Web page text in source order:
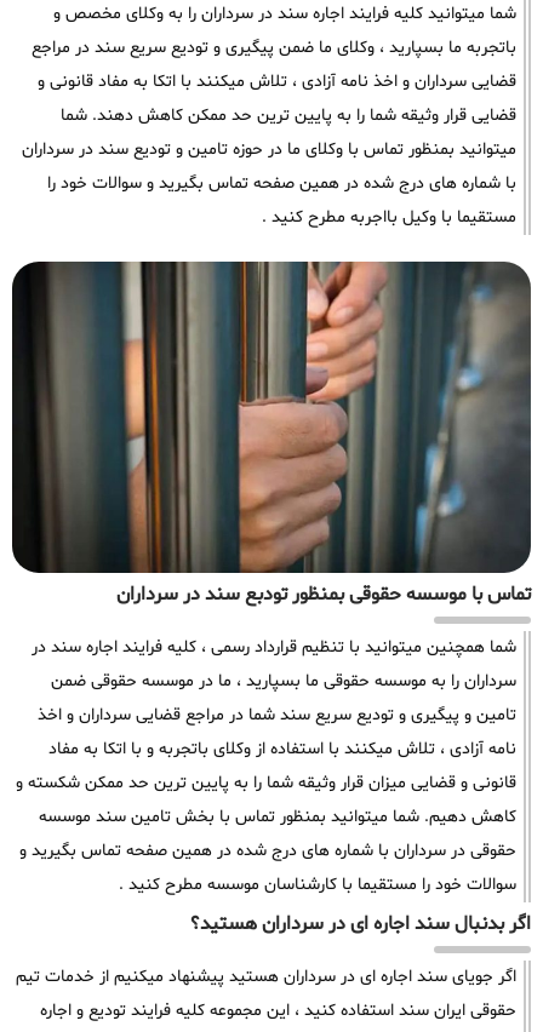
شما میتوانید کلیه فرایند اجاره سند در سرداران را به وکلای مخصص و
باتجربه ما بسپارید ، وکلای ما ضمن پیگیری و تودیع سریع سند در مراجع
قضایی سرداران و اخذ نامه آزادی ، تلاش میکنند با اتکا به مفاد قانونی و
قضایی قرار وثیقه شما را به پایین ترین حد ممکن کاهش دهند. شما
میتوانید بمنظور تماس با وکلای ما در حوزه تامین و تودیع سند در سرداران
با شماره های درج شده در همین صفحه تماس بگیرید و سوالات خود را
مستقیما با وکیل بااجربه مطرح کنید .
تماس با موسسه حقوقی بمنظور تودبع سند در سرداران
شما همچنین میتوانید با تنظیم قرارداد رسمی ، کلیه فرایند اجاره سند در
سرداران را به موسسه حقوقی ما بسپارید ، ما در موسسه حقوقی ضمن
تامین و پیگیری و تودیع سریع سند شما در مراجع قضایی سرداران و اخذ
نامه آزادی ، تلاش میکنند با استفاده از وکلای باتجربه و با اتکا به مفاد
قانونی و قضایی میزان قرار وثیقه شما را به پایین ترین حد ممکن شکسته و
کاهش دهیم. شما میتوانید بمنظور تماس با بخش تامین سند موسسه
حقوقی در سرداران با شماره های درج شده در همین صفحه تماس بگیرید و
سوالات خود را مستقیما با کارشناسان موسسه مطرح کنید .
اگر بدنبال سند اجاره ای در سرداران هستید؟
اگر جویای سند اجاره ای در سرداران هستید پیشنهاد میکنیم از خدمات تیم
حقوقی ایران سند استفاده کنید ، این مجموعه کلیه فرایند تودیع و اجاره